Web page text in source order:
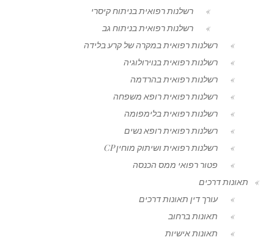
רשלנות רפואית בניתוח קיסרי
רשלנות רפואית בניתוח גב
רשלנות רפואית במקרה של קרע בלידה
רשלנות רפואית בנוירולוגיה
רשלנות רפואית בהרדמה
רשלנות רפואית רופא משפחה
רשלנות רפואית בלימפומה
רשלנות רפואית רופא נשים
רשלנות רפואית ושיתוק מוחין CP
פטור רפואי ממס הכנסה
תאונות דרכים
עורך דין תאונות דרכים
תאונות ברחוב
תאונות אישיות